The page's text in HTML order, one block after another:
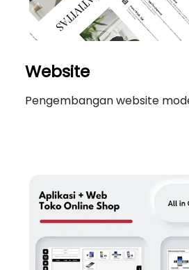
Website
Pengembangan website